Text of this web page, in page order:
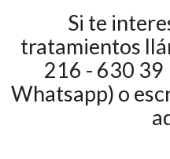
Si te
tratamientos
216 - 630
Whatsapp) o